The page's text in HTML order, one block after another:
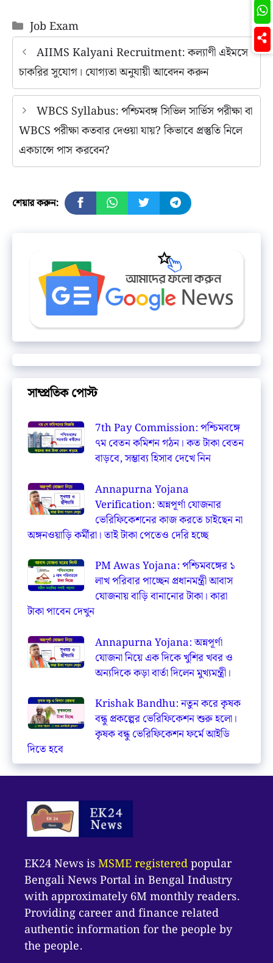
Categories
Job Exam
AIIMS Kalyani Recruitment: কল্যাণী এইমসে
চাকরির সুযোগ। যোগ্যতা অনুযায়ী আবেদন করুন
WBCS Syllabus: পশ্চিমবঙ্গ সিভিল সার্ভিস পরীক্ষা বা
WBCS পরীক্ষা কতবার দেওয়া যায়? কিভাবে প্রস্তুতি নিলে
একচান্সে পাস করবেন?
শেয়ার করুন:
সাম্প্রতিক পোস্ট
7th Pay Commission: পশ্চিমবঙ্গে
৭ম বেতন কমিশন গঠন। কত টাকা বেতন
বাড়বে, সম্ভাব্য হিসাব দেখে নিন
Annapurna Yojana
Verification: অন্নপূর্ণা যোজনার
ভেরিফিকেশনের কাজ করতে চাইছেন না
অঙ্গনওয়াড়ি কর্মীরা। তাই টাকা পেতেও দেরি হচ্ছে
PM Awas Yojana: পশ্চিমবঙ্গের ১
লাখ পরিবার পাচ্ছেন প্রধানমন্ত্রী আবাস
যোজনায় বাড়ি বানানোর টাকা। কারা
টাকা পাবেন দেখুন
Annapurna Yojana: অন্নপূর্ণা
যোজনা নিয়ে এক দিকে খুশির খবর ও
অন্যদিকে কড়া বার্তা দিলেন মুখ্যমন্ত্রী।
Krishak Bandhu: নতুন করে কৃষক
বন্ধু প্রকল্পের ভেরিফিকেশন শুরু হলো।
কৃষক বন্ধু ভেরিফিকেশন ফর্মে আইডি
দিতে হবে
EK24 News isMSME registeredpopular
Bengali News Portal in Bengal Industry
with approximately 6M monthly readers.
Providing career and finance related
authentic information for the people by
the people.